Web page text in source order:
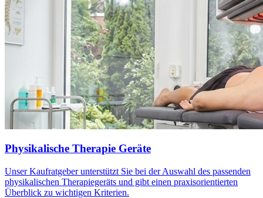
Physikalische Therapie Geräte
Unser Kaufratgeber unterstützt Sie bei der Auswahl des passenden
physikalischen Therapiegeräts und gibt einen praxisorientierten
Überblick zu wichtigen Kriterien.